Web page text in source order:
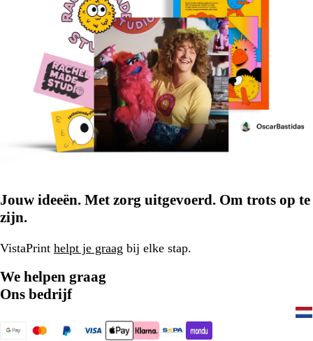
Jouw ideeën. Met zorg uitgevoerd. Om trots op te
zijn.
VistaPrint helpt je graag bij elke stap.
We helpen graag
Ons bedrijf